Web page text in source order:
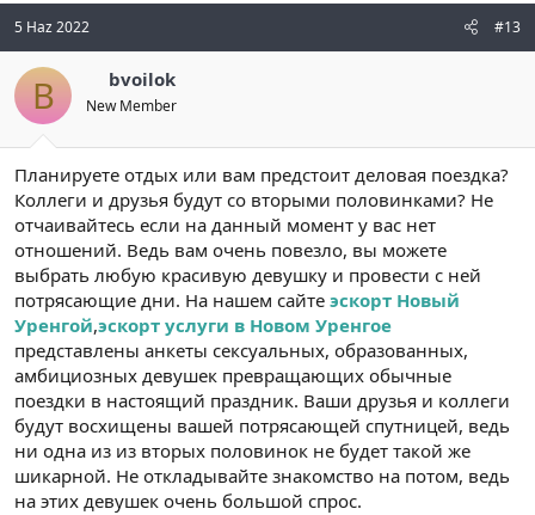
5 Haz 2022 #13
B bvoilok
New Member
Планируете отдых или вам предстоит деловая поездка?
Коллеги и друзья будут со вторыми половинками? Не
отчаивайтесь если на данный момент у вас нет
отношений. Ведь вам очень повезло, вы можете
выбрать любую красивую девушку и провести с ней
потрясающие дни. На нашем сайте эскорт Новый
Уренгой,эскорт услуги в Новом Уренгое
представлены анкеты сексуальных, образованных,
амбициозных девушек превращающих обычные
поездки в настоящий праздник. Ваши друзья и коллеги
будут восхищены вашей потрясающей спутницей, ведь
ни одна из из вторых половинок не будет такой же
шикарной. Не откладывайте знакомство на потом, ведь
на этих девушек очень большой спрос.